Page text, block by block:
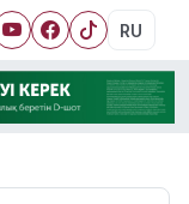
RU